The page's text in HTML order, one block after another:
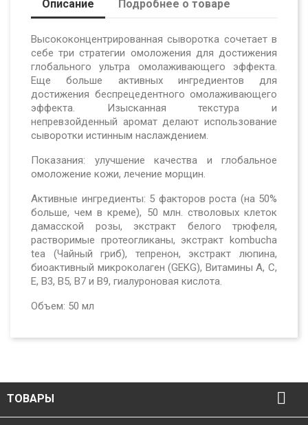
Описание Подробнее о товаре
Высококонцентрированная сыворотка сочетает в
себе три стратегии омоложения для достижения
глобального ультра омолаживающего эффекта.
Еще больше активных ингредиентов для
достижения беспрецедентного омолаживающего
эффекта. Изысканная текстура и
непревзойденный аромат делают использование
сыворотки истинным наслаждением.
Показания: улучшение качества и глобальное
омоложение кожи, лечение морщин.
Активные ингредиенты: 5 факторов роста (на 50%
больше, чем в креме), 50 млн. стволовых клеток
дамасской розы, экстракт белого трюфеля,
растворимые протеогликаны,экстракт kombucha
tea (Чайный гриб), тепренон, экстракт люпина,
биоактивный микроколаген (GEKG), Витамины A, C,
E, B3, B5, B7 и B9, гиалуроновая кислота.
Объем: 50 мл
ТОВАРЫ
